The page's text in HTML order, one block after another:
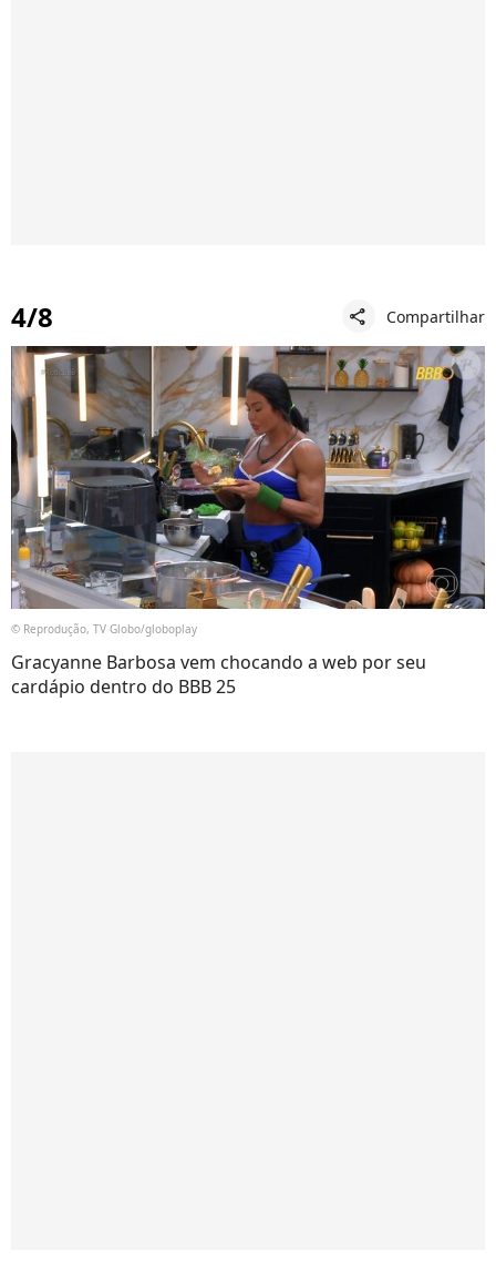
4/8 share Compartilhar
© Reprodução, TV Globo/globoplay
Gracyanne Barbosa vem chocando a web por seu
cardápio dentro do BBB 25